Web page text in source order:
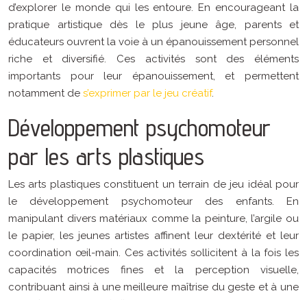
d’explorer le monde qui les entoure. En encourageant la
pratique artistique dès le plus jeune âge, parents et
éducateurs ouvrent la voie à un épanouissement personnel
riche et diversifié. Ces activités sont des éléments
importants pour leur épanouissement, et permettent
notamment de s’exprimer par le jeu créatif.
Développement psychomoteur
par les arts plastiques
Les arts plastiques constituent un terrain de jeu idéal pour
le développement psychomoteur des enfants. En
manipulant divers matériaux comme la peinture, l’argile ou
le papier, les jeunes artistes affinent leur dextérité et leur
coordination œil-main. Ces activités sollicitent à la fois les
capacités motrices fines et la perception visuelle,
contribuant ainsi à une meilleure maîtrise du geste et à une